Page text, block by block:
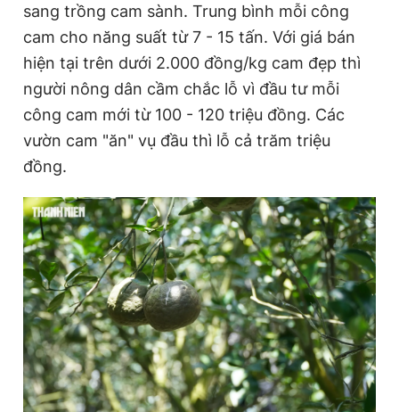
sang trồng cam sành. Trung bình mỗi công
cam cho năng suất từ 7 - 15 tấn. Với giá bán
hiện tại trên dưới 2.000 đồng/kg cam đẹp thì
người nông dân cầm chắc lỗ vì đầu tư mỗi
công cam mới từ 100 - 120 triệu đồng. Các
vườn cam "ăn" vụ đầu thì lỗ cả trăm triệu
đồng.